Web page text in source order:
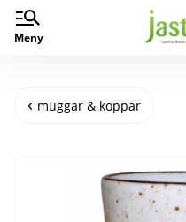
Meny
muggar & koppar